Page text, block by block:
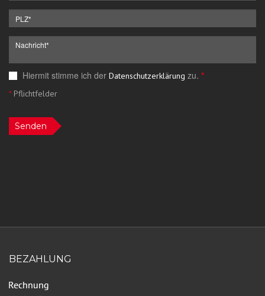
Hiermit stimme ich der Datenschutzerklärung zu. *
*Pflichtfelder
Senden
BEZAHLUNG